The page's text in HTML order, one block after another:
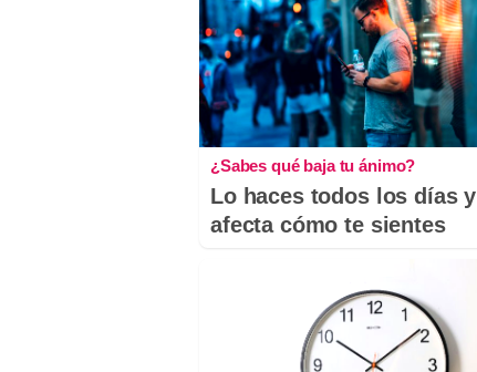
¿Sabes qué baja tu ánimo?
Lo haces todos los días y
afecta cómo te sientes